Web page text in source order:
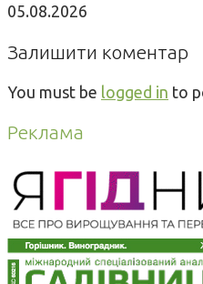
05.08.2026
Залишити коментар
You must be logged in to
Реклама